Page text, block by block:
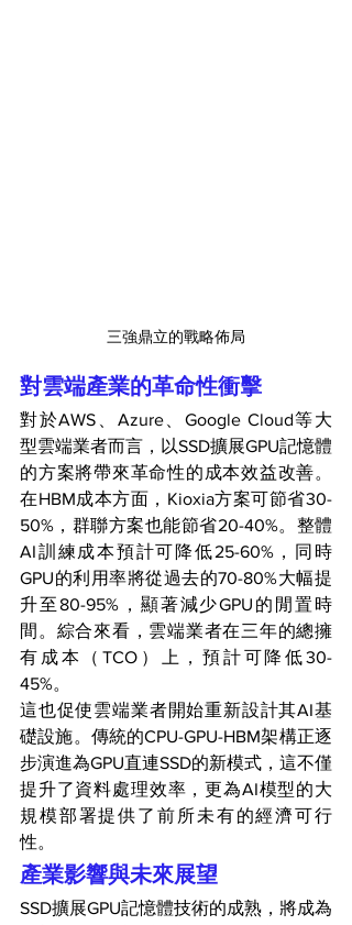
三強鼎立的戰略佈局
對雲端產業的革命性衝擊
對於AWS、Azure、Google Cloud等大
型雲端業者而言，以SSD擴展GPU記憶體
的方案將帶來革命性的成本效益改善。
在HBM成本方面，Kioxia方案可節省30-
50%，群聯方案也能節省20-40%。整體
AI訓練成本預計可降低25-60%，同時
GPU的利用率將從過去的70-80%大幅提
升至80-95%，顯著減少GPU的閒置時
間。綜合來看，雲端業者在三年的總擁
有成本（TCO）上，預計可降低30-
45%。
這也促使雲端業者開始重新設計其AI基
礎設施。傳統的CPU-GPU-HBM架構正逐
步演進為GPU直連SSD的新模式，這不僅
提升了資料處理效率，更為AI模型的大
規模部署提供了前所未有的經濟可行
性。
產業影響與未來展望
SSD擴展GPU記憶體技術的成熟，將成為